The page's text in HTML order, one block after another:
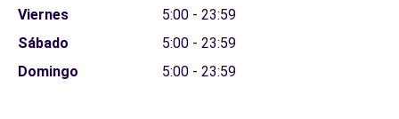
Viernes
5:00 - 23:59
Sábado
5:00 - 23:59
Domingo
5:00 - 23:59